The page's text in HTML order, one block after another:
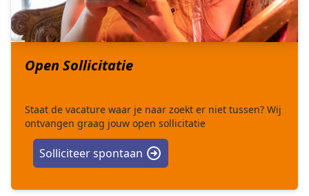
Open Sollicitatie
Staat de vacature waar je naar zoekt er niet tussen? Wij
ontvangen graag jouw open sollicitatie
Solliciteer spontaan